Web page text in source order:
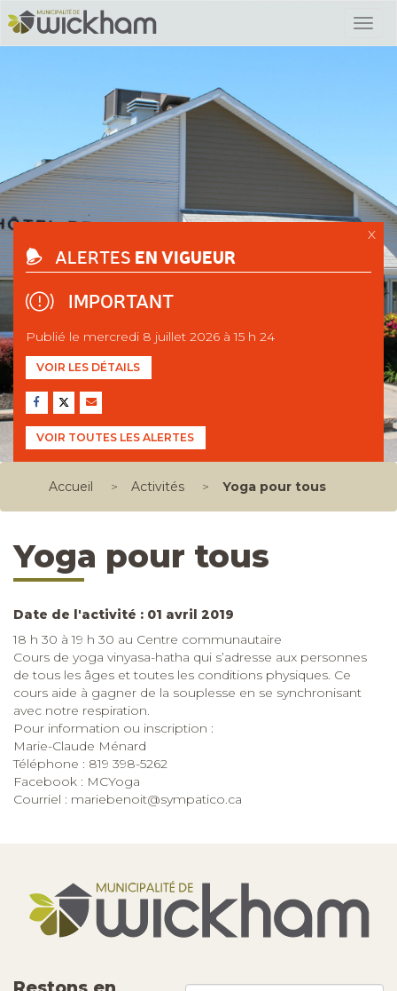
X
ALERTES EN VIGUEUR
IMPORTANT
Publié le mercredi 8 juillet 2026 à 15 h 24
VOIR LES DÉTAILS
VOIR TOUTES LES ALERTES
Accueil > Activités > Yoga pour tous
Yoga pour tous
Date de l'activité : 01 avril 2019
18 h 30 à 19 h 30 au Centre communautaire
Cours de yoga vinyasa-hatha qui s’adresse aux personnes
de tous les âges et toutes les conditions physiques. Ce
cours aide à gagner de la souplesse en se synchronisant
avec notre respiration.
Pour information ou inscription :
Marie-Claude Ménard
Téléphone : 819 398-5262
Facebook : MCYoga
Courriel : mariebenoit@sympatico.ca